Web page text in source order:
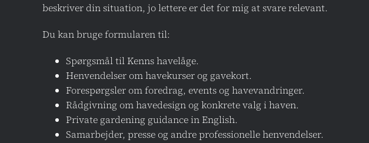
beskriver din situation, jo lettere er det for mig at svare relevant.
Du kan bruge formularen til:
Spørgsmål til Kenns havelåge.
Henvendelser om havekurser og gavekort.
Forespørgsler om foredrag, events og havevandringer.
Rådgivning om havedesign og konkrete valg i haven.
Private gardening guidance in English.
Samarbejder, presse og andre professionelle henvendelser.